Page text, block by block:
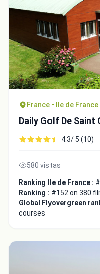
France • Ile de France
Daily Golf De Saint
4.3/ 5 (10)
580 vistas
Ranking Ile de France :
Ranking : #152 on 380
Global Flyovergreen
courses